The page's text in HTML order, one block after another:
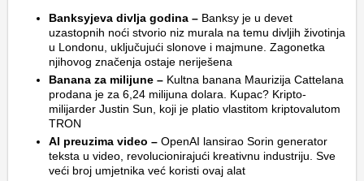
Banksyjeva divlja godina – Banksy je u devet
uzastopnih noći stvorio niz murala na temu divljih životinja
u Londonu, uključujući slonove i majmune. Zagonetka
njihovog značenja ostaje neriješena
Banana za milijune – Kultna banana Maurizija Cattelana
prodana je za 6,24 milijuna dolara. Kupac? Kripto-
milijarder Justin Sun, koji je platio vlastitom kriptovalutom
TRON
AI preuzima video – OpenAI lansirao Sorin generator
teksta u video, revolucionirajući kreativnu industriju. Sve
veći broj umjetnika već koristi ovaj alat